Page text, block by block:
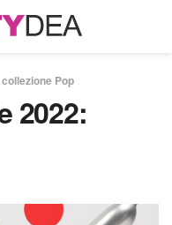
Pop
2022: